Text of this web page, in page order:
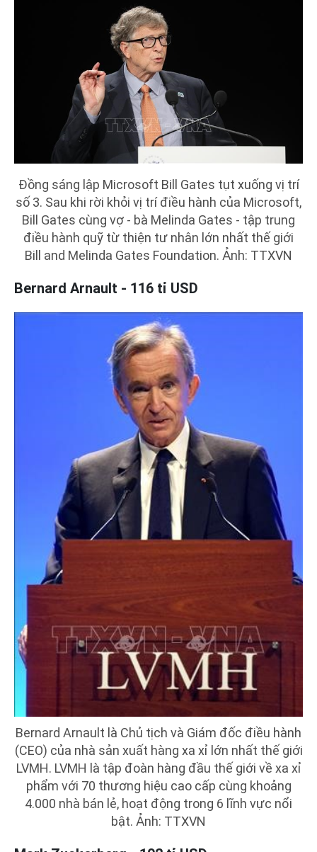
Đồng sáng lập Microsoft Bill Gates tụt xuống vị trí
số 3. Sau khi rời khỏi vị trí điều hành của Microsoft,
Bill Gates cùng vợ - bà Melinda Gates - tập trung
điều hành quỹ từ thiện tư nhân lớn nhất thế giới
Bill and Melinda Gates Foundation. Ảnh: TTXVN
Bernard Arnault - 116 tỉ USD
Bernard Arnault là Chủ tịch và Giám đốc điều hành
(CEO) của nhà sản xuất hàng xa xỉ lớn nhất thế giới
LVMH. LVMH là tập đoàn hàng đầu thế giới về xa xỉ
phẩm với 70 thương hiệu cao cấp cùng khoảng
4.000 nhà bán lẻ, hoạt động trong 6 lĩnh vực nổi
bật. Ảnh: TTXVN